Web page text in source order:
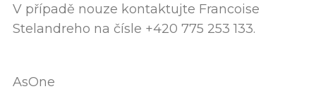
V případě nouze kontaktujte Francoise
Stelandreho na čísle +420 775 253 133.
AsOne